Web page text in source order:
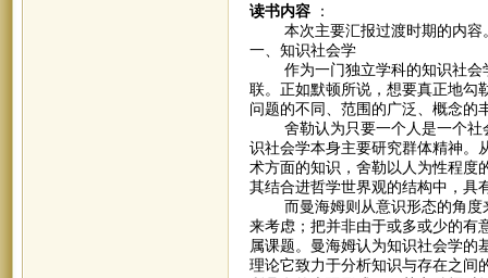
读书内容：
本次主要汇报过渡时期的内容
一、知识社会学
作为一门独立学科的知识社会学
联。正如默顿所说，想要真正地勾
问题的不同、范围的广泛、概念的
舍勒认为只要一个人是一个社会
识社会学本身主要研究群体精神。
术方面的知识，舍勒以人为性程度
其结合进哲学世界观的结构中，具
而曼海姆则从意识形态的角度来
来考虑；把并非由于或多或少的有
属课题。曼海姆认为知识社会学的
理论它致力于分析知识与存在之间